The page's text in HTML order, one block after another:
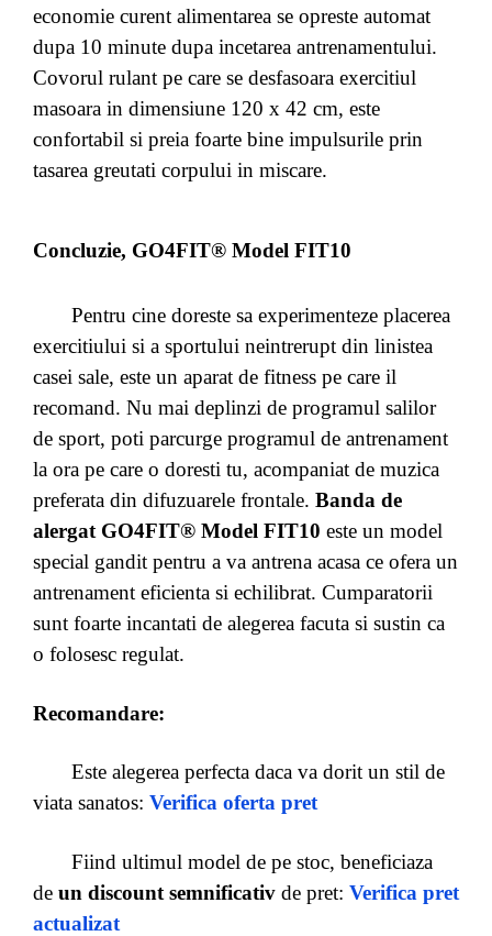
economie curent alimentarea se opreste automat
dupa 10 minute dupa incetarea antrenamentului.
Covorul rulant pe care se desfasoara exercitiul
masoara in dimensiune 120 x 42 cm, este
confortabil si preia foarte bine impulsurile prin
tasarea greutati corpului in miscare.
Concluzie, GO4FIT® Model FIT10
Pentru cine doreste sa experimenteze placerea
exercitiului si a sportului neintrerupt din linistea
casei sale, este un aparat de fitness pe care il
recomand. Nu mai deplinzi de programul salilor
de sport, poti parcurge programul de antrenament
la ora pe care o doresti tu, acompaniat de muzica
preferata din difuzuarele frontale. Banda de
alergat GO4FIT® Model FIT10 este un model
special gandit pentru a va antrena acasa ce ofera un
antrenament eficienta si echilibrat. Cumparatorii
sunt foarte incantati de alegerea facuta si sustin ca
o folosesc regulat.
Recomandare:
Este alegerea perfecta daca va dorit un stil de
viata sanatos: Verifica oferta pret
Fiind ultimul model de pe stoc, beneficiaza
de un discount semnificativ de pret: Verifica pret
actualizat